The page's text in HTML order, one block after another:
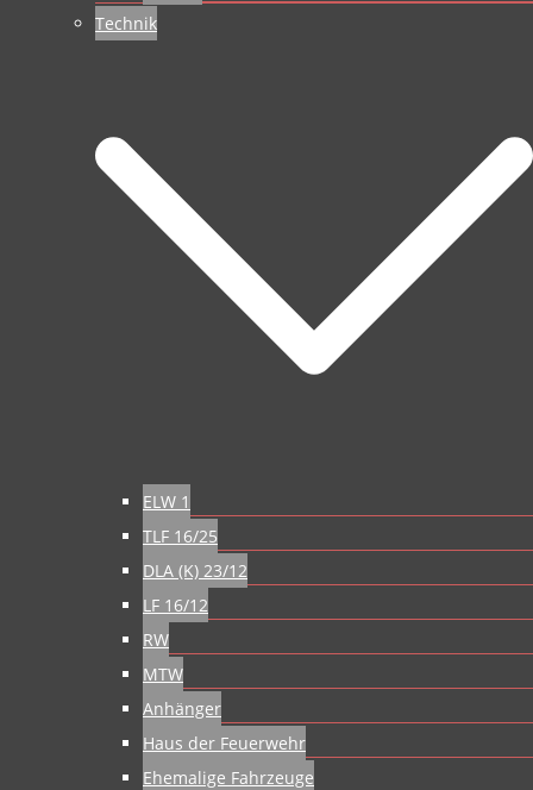
Technik
ELW 1
TLF 16/25
DLA (K) 23/12
LF 16/12
RW
MTW
Anhänger
Haus der Feuerwehr
Ehemalige Fahrzeuge